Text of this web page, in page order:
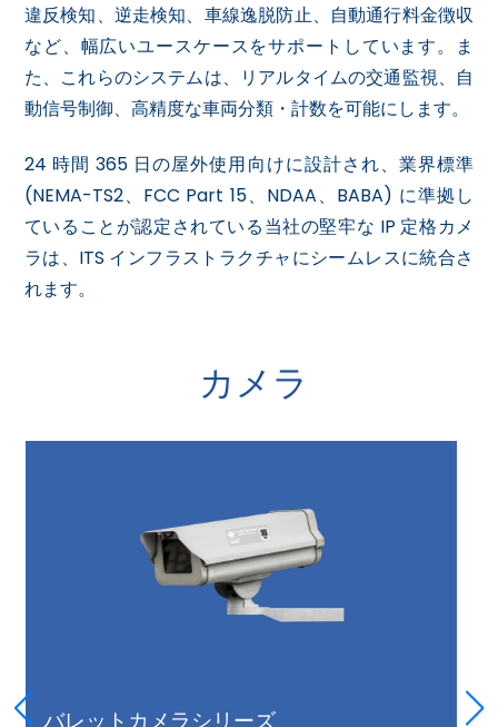
違反検知、逆走検知、車線逸脱防止、自動通行料金徴収
など、幅広いユースケースをサポートしています。ま
た、これらのシステムは、リアルタイムの交通監視、自
動信号制御、高精度な車両分類・計数を可能にします。
24 時間 365 日の屋外使用向けに設計され、業界標準
(NEMA-TS2、FCC Part 15、NDAA、BABA) に準拠し
ていることが認定されている当社の堅牢な IP 定格カメ
ラは、ITS インフラストラクチャにシームレスに統合さ
れます。
カメラ
バレットカメラシリーズ